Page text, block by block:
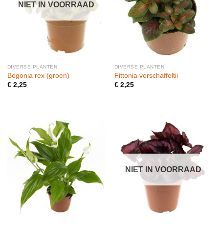
NIET IN VOORRAAD
DIVERSE PLANTEN
Begonia rex (groen)
€2,25
DIVERSE PLANTEN
Fittonia verschaffeltii
€2,25
NIET IN VOORRAAD